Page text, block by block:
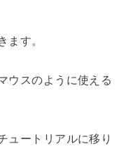
ます。
ウスのように使える
ュートリアルに移り